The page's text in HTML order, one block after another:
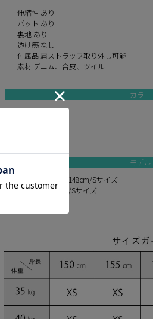
伸縮性 あり
パット あり
裏地 あり
透け感 なし
付属品 肩ストラップ取り外し可能
素材 デニム、合皮、ツイル
カラー
モデル
星野ティナ 身長148cm/Sサイズ
まお 身長158cm/Sサイズ